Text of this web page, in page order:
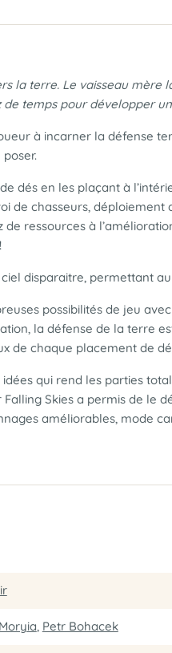
la terre. Le vaisseau
de temps pour développer
à incarner la défense
dés en les plaçant à
de chasseurs,
ressources à
disparaitre, permettant
possibilités de jeu
la défense de la terre
de chaque placement de
qui rend les parties
Falling Skies a permis de
améliorables, mode
, Petr Bohacek